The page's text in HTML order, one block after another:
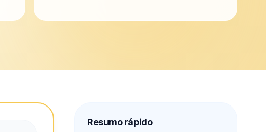
Resumo rápido